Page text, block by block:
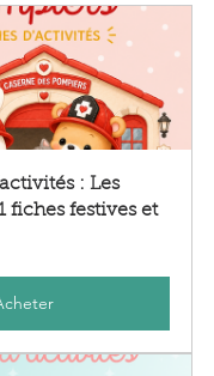
: Les
fiches festives et